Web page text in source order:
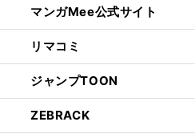
マンガMee公式サイト
リマコミ
ジャンプTOON
ZEBRACK